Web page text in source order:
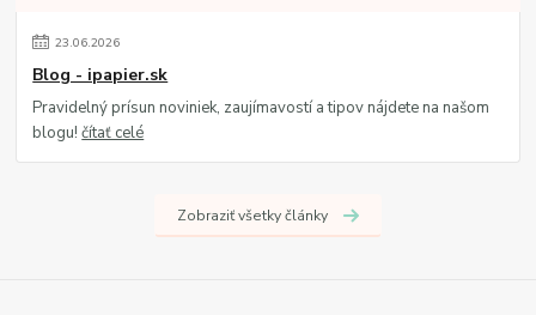
23.06.2026
Blog - ipapier.sk
Pravidelný prísun noviniek, zaujímavostí a tipov nájdete na našom
blogu!čítať celé
Zobraziť všetky články